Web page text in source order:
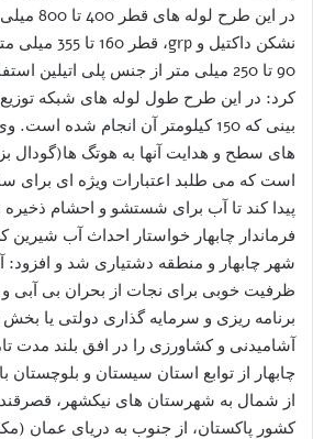
در این طرح
90 تا 250 میلی متر از جنس پلی
بینی که 150 کیلومتر آن انجام شده
های سطح و هدایت آنها به هوتگ
است که می طلبد اعتبارات ویژه ای برای
پیدا کند تا آب برای شستشو و احشام
فرماندار چابهار خواستار احداث آب شیرین
شهر چابهار و منطقه دشتیاری شد و افزود:
ظرفیت خوبی برای نجات از بحران بی
برنامه ریزی و سرمایه گذاری دولتی یا
آشامیدنی و کشاورزی را در افق بلند مدت
از شمال به شهرستان های نیکشهر،
کشور پاکستان، از جنوب به دریای عمان